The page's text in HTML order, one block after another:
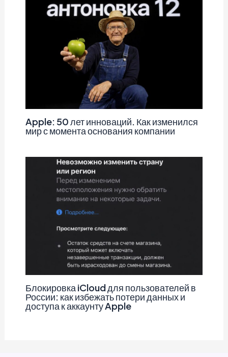
Apple: 50 лет инноваций. Как изменился
мир с момента основания компании
Блокировка iCloud для пользователей в
России: как избежать потери данных и
доступа к аккаунту Apple